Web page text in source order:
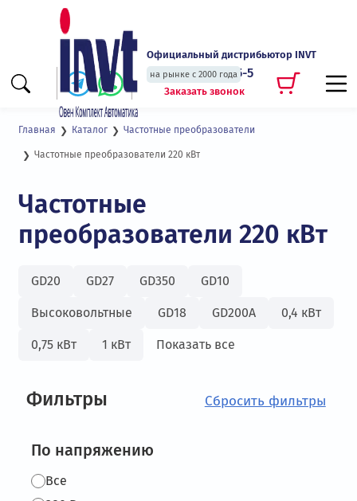
Официальный дистрибьютор INVT
на рынке с 2000 года
+7 (495) 135-135-5
Заказать звонок
Главная Каталог Частотные преобразователи
Частотные преобразователи 220 кВт
Частотные
преобразователи 220 кВт
GD20 GD27 GD350 GD10
Высоковольтные GD18 GD200А 0,4 кВт
0,75 кВт 1 кВт Показать все
Фильтры
По напряжению
Все